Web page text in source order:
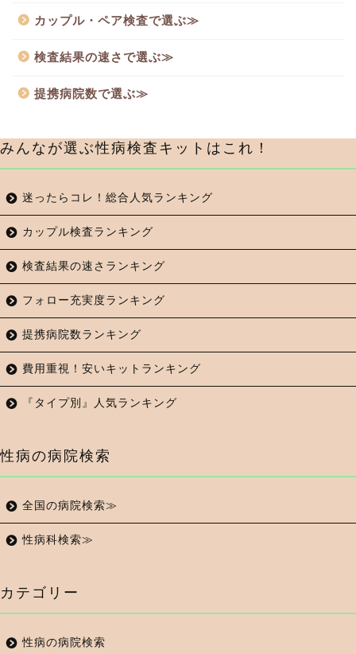
カップル・ペア検査で選ぶ≫
検査結果の速さで選ぶ≫
提携病院数で選ぶ≫
みんなが選ぶ性病検査キットはこれ！
迷ったらコレ！総合人気ランキング
カップル検査ランキング
検査結果の速さランキング
フォロー充実度ランキング
提携病院数ランキング
費用重視！安いキットランキング
『タイプ別』人気ランキング
性病の病院検索
全国の病院検索≫
性病科検索≫
カテゴリー
性病の病院検索